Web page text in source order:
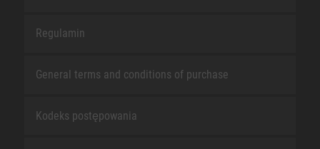
Regulamin
General terms and conditions of purchase
Kodeks postępowania